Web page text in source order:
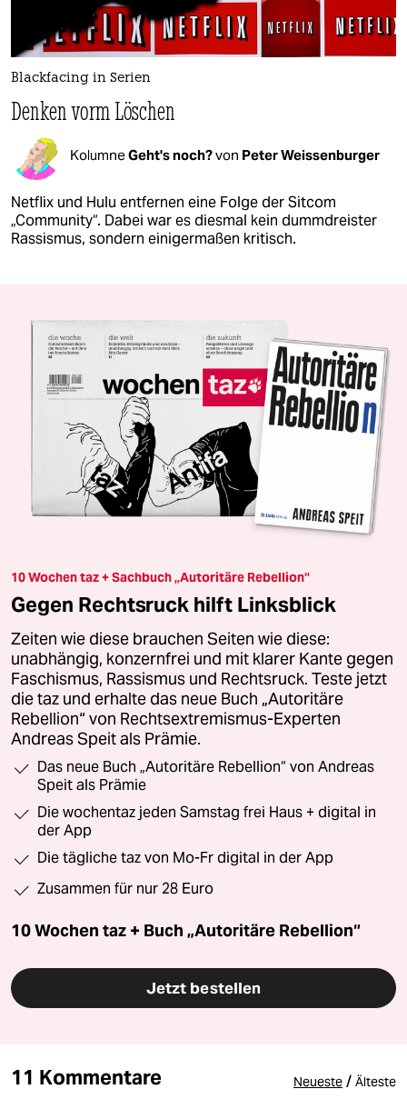
Blackfacing in Serien
Denken vorm Löschen
KolumneGeht's noch?von Peter Weissenburger
Netflix und Hulu entfernen eine Folge der Sitcom
„Community“. Dabei war es diesmal kein dummdreister
Rassismus, sondern einigermaßen kritisch.
10 Wochen taz + Sachbuch „Autoritäre Rebellion“
Gegen Rechtsruck hilft Linksblick
Zeiten wie diese brauchen Seiten wie diese:
unabhängig, konzernfrei und mit klarer Kante gegen
Faschismus, Rassismus und Rechtsruck. Teste jetzt
die taz und erhalte das neue Buch „Autoritäre
Rebellion“ von Rechtsextremismus-Experten
Andreas Speit als Prämie.
Das neue Buch „Autoritäre Rebellion“ von Andreas
Speit als Prämie
Die wochentaz jeden Samstag frei Haus + digital in
der App
Die tägliche taz von Mo-Fr digital in der App
Zusammen für nur 28 Euro
10 Wochen taz + Buch „Autoritäre Rebellion“
Jetzt bestellen
11 Kommentare Neueste / Älteste